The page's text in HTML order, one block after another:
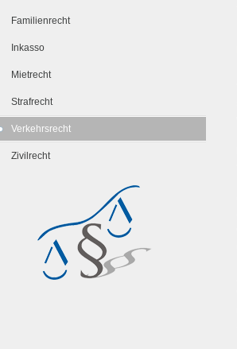
Familienrecht
Inkasso
Mietrecht
Strafrecht
Verkehrsrecht
Zivilrecht